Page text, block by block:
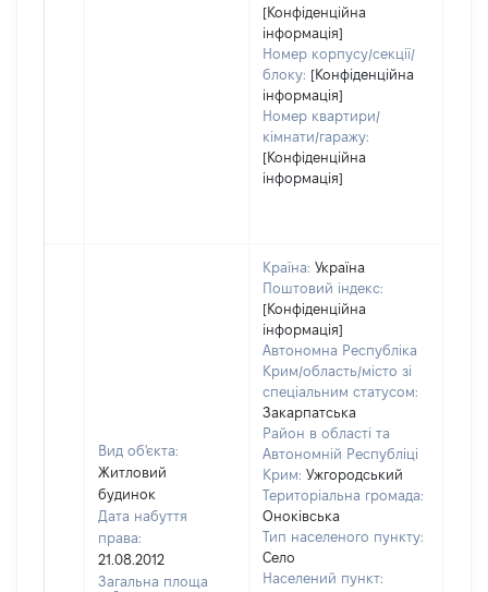
[Конфіденційна
інформація]
Номер корпусу/секції/
блоку: [Конфіденційна
інформація]
Номер квартири/
кімнати/гаражу:
[Конфіденційна
інформація]
Вид об'єкта:
Житловий
будинок
Дата набуття
права:
21.08.2012
Загальна площа
Країна: Україна
Поштовий індекс:
[Конфіденційна
інформація]
Автономна Республіка
Крим/область/місто зі
спеціальним статусом:
Закарпатська
Район в області та
Автономній Республіці
Крим: Ужгородський
Територіальна громада:
Оноківська
Тип населеного пункту:
Село
Населений пункт: